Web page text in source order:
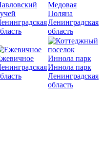
Медовая
Поляна
Ленинградская
область
Иннола парк
Ленинградская
область